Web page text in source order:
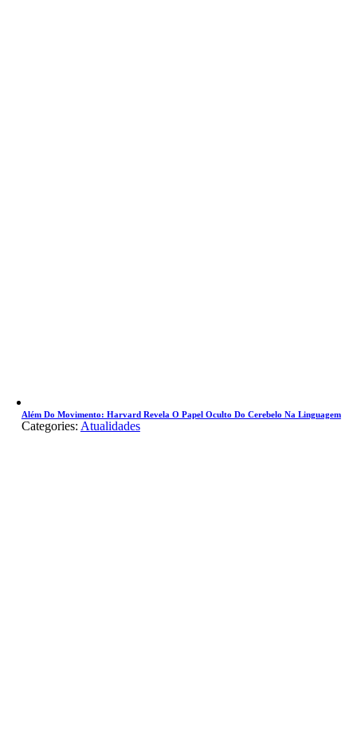
Além Do Movimento: Harvard Revela O Papel Oculto Do Cerebelo Na Linguagem
Categories: Atualidades